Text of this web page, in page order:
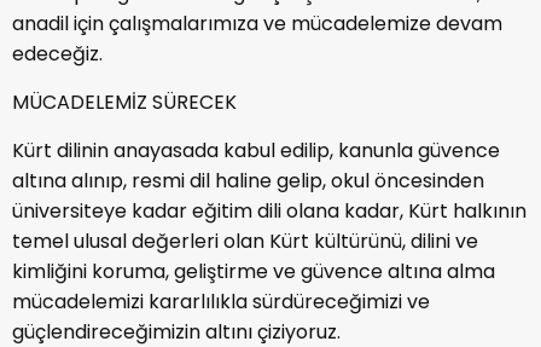
anadil için çalışmalarımıza ve mücadelemize devam
edeceğiz.
MÜCADELEMİZ SÜRECEK
Kürt dilinin anayasada kabul edilip, kanunla güvence
altına alınıp, resmi dil haline gelip, okul öncesinden
üniversiteye kadar eğitim dili olana kadar, Kürt halkının
temel ulusal değerleri olan Kürt kültürünü, dilini ve
kimliğini koruma, geliştirme ve güvence altına alma
mücadelemizi kararlılıkla sürdüreceğimizi ve
güçlendireceğimizin altını çiziyoruz.